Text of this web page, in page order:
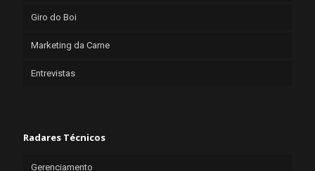
Giro do Boi
Marketing da Carne
Entrevistas
Radares Técnicos
Gerenciamento